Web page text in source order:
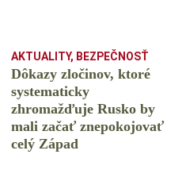
AKTUALITY, BEZPEČNOSŤ
Dôkazy zločinov, ktoré
systematicky
zhromažďuje Rusko by
mali začať znepokojovať
celý Západ